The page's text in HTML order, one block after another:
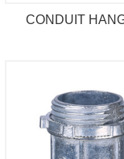
CONDUIT